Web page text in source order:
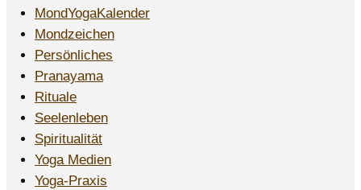
MondYogaKalender
Mondzeichen
Persönliches
Pranayama
Rituale
Seelenleben
Spiritualität
Yoga Medien
Yoga-Praxis